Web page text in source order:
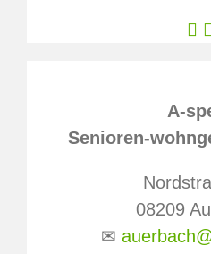
A-
Senioren-
08209
✉